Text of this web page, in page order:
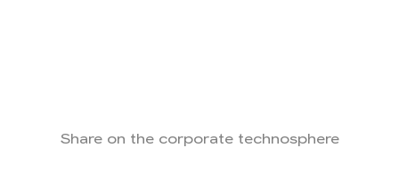
Share on the corporate technosphere